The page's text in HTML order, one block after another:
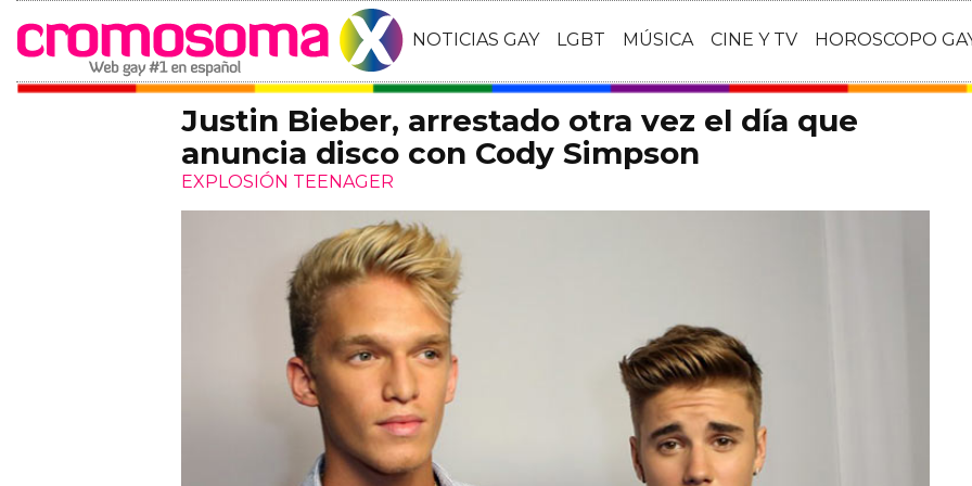
NOTICIAS GAY LGBT MÚSICA CINE Y TV HOROSCOPO
Justin Bieber, arrestado otra vez el día que
anuncia disco con Cody Simpson
EXPLOSIÓN TEENAGER